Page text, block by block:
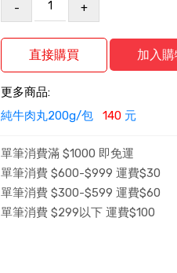
- +
更多商品:
純牛肉丸200g/包 140 元
單筆消費滿 $1000 即免運
單筆消費 $600-$999 運費$30
單筆消費 $300-$599 運費$60
單筆消費 $299以下 運費$100